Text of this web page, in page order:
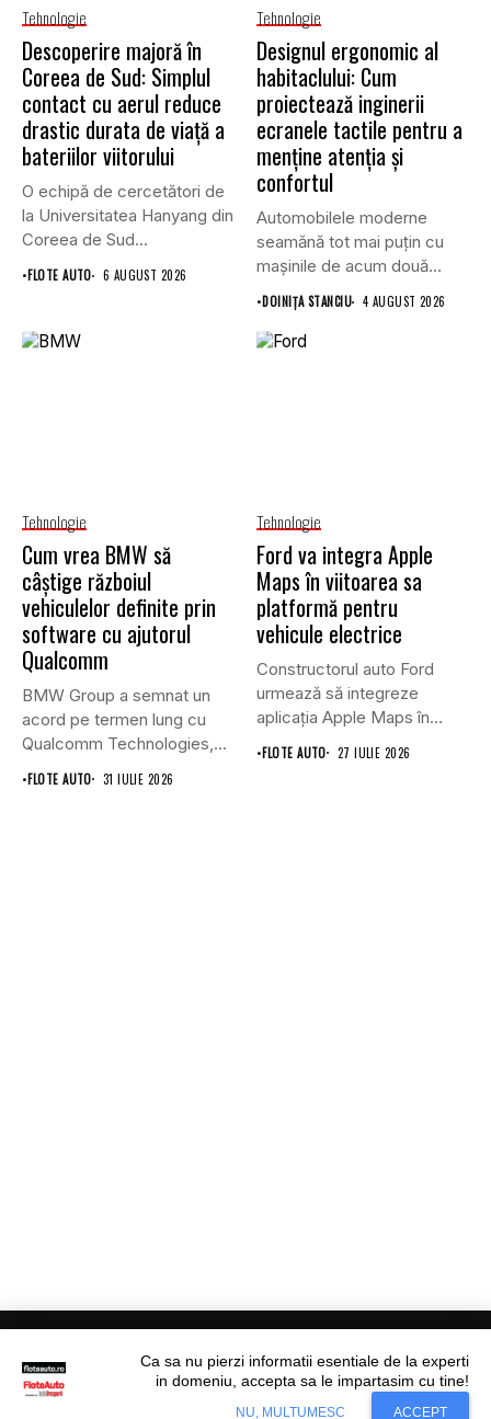
Tehnologie
Descoperire majoră în
Coreea de Sud: Simplul
contact cu aerul reduce
drastic durata de viață a
bateriilor viitorului
O echipă de cercetători de
la Universitatea Hanyang din
Coreea de Sud...
•FLOTE AUTO 6 AUGUST 2026
Tehnologie
Designul ergonomic al
habitaclului: Cum
proiectează inginerii
ecranele tactile pentru a
menține atenția și
confortul
Automobilele moderne
seamănă tot mai puțin cu
mașinile de acum două
decenii....
•DOINIŢA STANCIU 4 AUGUST 2026
Tehnologie
Cum vrea BMW să
câștige războiul
vehiculelor definite prin
software cu ajutorul
Qualcomm
BMW Group a semnat un
acord pe termen lung cu
Qualcomm Technologies,...
•FLOTE AUTO 31 IULIE 2026
Tehnologie
Ford va integra Apple
Maps în viitoarea sa
platformă pentru
vehicule electrice
Constructorul auto Ford
urmează să integreze
aplicația Apple Maps în
viitoarea sa...
•FLOTE AUTO 27 IULIE 2026
© Flote Auto. Toate drepturile rezervate.
Ca sa nu pierzi informatii esentiale de la experti
in domeniu, accepta sa le impartasim cu tine!
NU, MULTUMESC ACCEPT